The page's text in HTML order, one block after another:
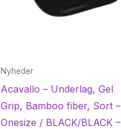
Nyheder
Acavallo – Underlag, Gel
Grip, Bamboo fiber, Sort –
Onesize / BLACK/BLACK –